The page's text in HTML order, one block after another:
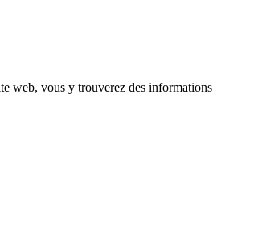
web, vous y trouverez des informations